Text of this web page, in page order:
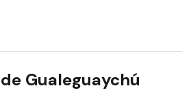
Gualeguaychú